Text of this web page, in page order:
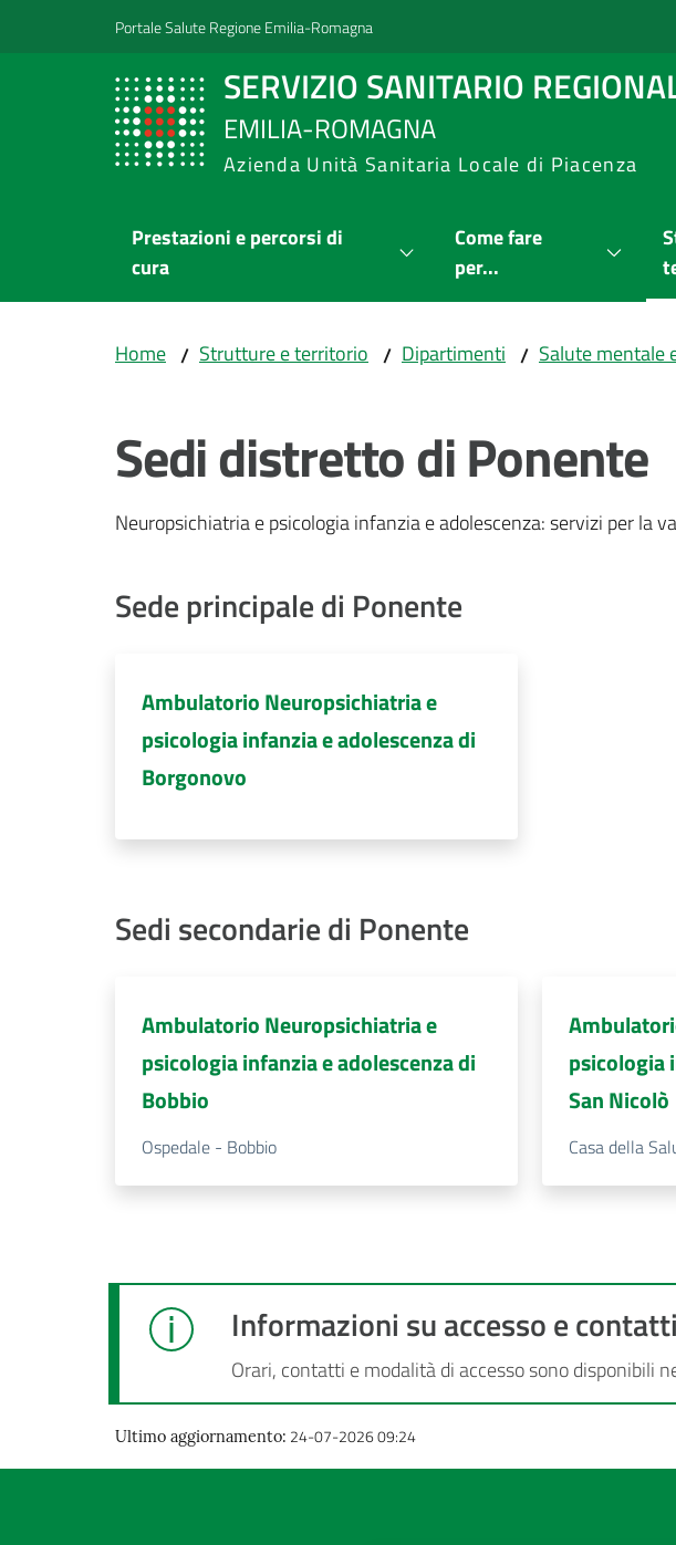
Vai al contenuto
Vai alla navigazionePortale Salute Regione Emilia-Romagna
SERVIZIO SANITARIO
EMILIA-ROMAGNA
Azienda Unità Sanitaria Locale di Piacenza
Prestazioni e percorsi di
cura
Come fare
per...
Home / Strutture e territorio / Dipartimenti / Salute mentale
Sedi distretto di Ponente
Neuropsichiatria e psicologia infanzia e adolescenza: servizi per la
Sede principale di Ponente
Ambulatorio Neuropsichiatria e
psicologia infanzia e adolescenza di
Borgonovo
Sedi secondarie di Ponente
Ambulatorio Neuropsichiatria e
psicologia infanzia e adolescenza di
Bobbio
Ospedale - Bobbio
psicologia
San Nicolò
Casa della
Informazioni su accesso e contatti
Orari, contatti e modalità di accesso sono disponibili
Ultimo aggiornamento: 24-07-2026 09:24